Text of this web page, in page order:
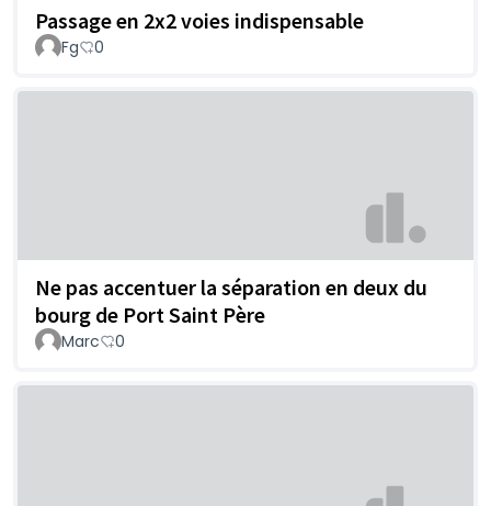
Passage en 2x2 voies indispensable
Fg 0
Ne pas accentuer la séparation en deux du
bourg de Port Saint Père
Marc 0